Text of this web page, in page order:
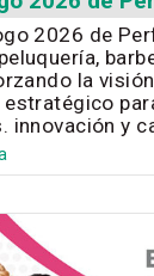
2026 de
la
innovación y